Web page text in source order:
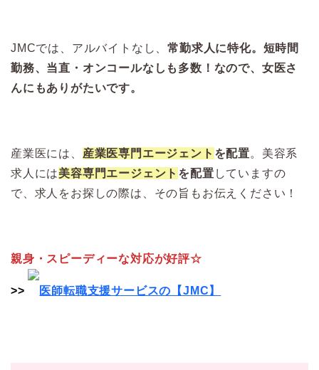
JMCでは、アルバイトなし、常勤求人に特化。短時間
勤務、当直・オンコールなしも多数！なので、女医さ
んにもありがたいです。
産業医には、 産業医専門エージェント を配置。美容系
求人には美容専門エージェント を配置 していますの
で、求人をお探しの際は、その旨もお伝えください！
親身・スピーディーな対応が好評☆
>> 医師転職支援サービスの【JMC】